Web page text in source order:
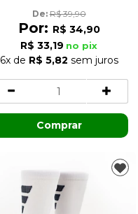
De: R$ 39,90
Por: R$ 34,90
R$ 33,19 no pix
6xde R$ 5,82 sem juros
Comprar